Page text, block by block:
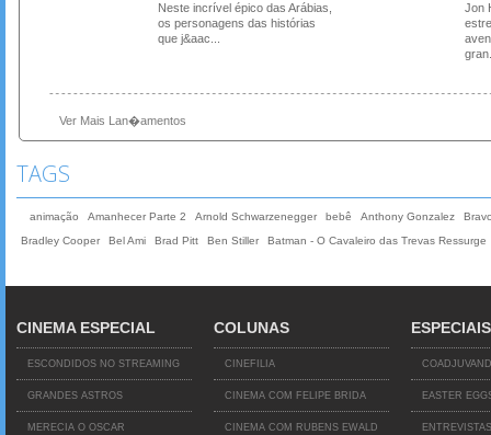
Neste incrível épico das Arábias,
os personagens das histórias
que j&aac...
Jon
Ver Mais Lan�amentos
TAGS
animação Amanhecer Parte 2 Arnold Schwarzenegger bebê Anthony Gonzalez
Bradley Cooper
Bel Ami Brad Pitt Ben Stiller Batman - O Cavaleiro das Trevas Ressurge
CINEMA ESPECIAL
ESCONDIDOS NO STREAMING
GRANDES ASTROS
MERECIA O OSCAR
COLUNAS
CINEFILIA
CINEMA COM FELIPE BRIDA
CINEMA COM RUBENS EWALD
ESPECIAIS
EASTER
ENTREVISTAS